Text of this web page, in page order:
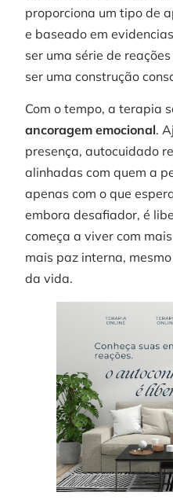
proporciona um tipo de
e baseado em
ser uma série de
ser uma construção
Com o tempo, a terapia
ancoragem emocional.
presença, autocuidado
alinhadas com quem a
apenas com o que
embora desafiador, é
começa a viver com
mais paz interna,
da vida.